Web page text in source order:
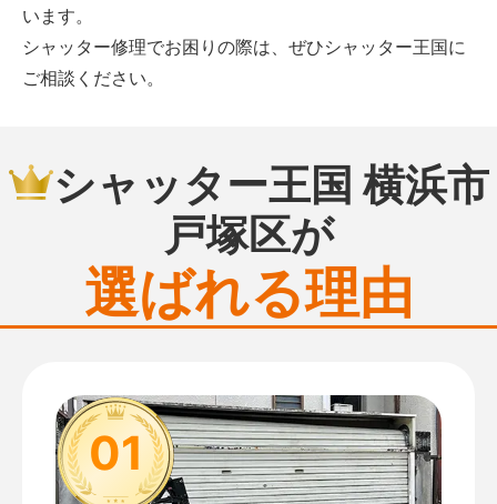
います。
シャッター修理でお困りの際は、ぜひシャッター王国に
ご相談ください。
シャッター王国 横浜市
戸塚区が
選ばれる理由
01